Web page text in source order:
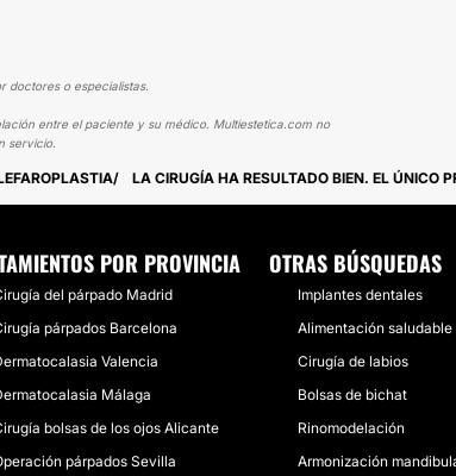
doctores o especialistas.
entre el paciente y su médico. Multiestetica.com no
servicio.
LA CIRUGÍA HA RESULTADO BIEN. EL ÚNICO
POR PROVINCIA
del párpado Madrid
párpados Barcelona
Valencia
Málaga
bolsas de los ojos Alicante
párpados Sevilla
OTRAS BÚSQUEDAS
Implantes dentales
Alimentación saludable
Cirugía de labios
Bolsas de bichat
Rinomodelación
Armonización